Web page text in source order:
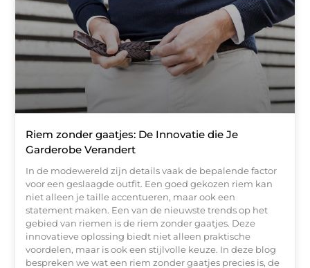
Riem zonder gaatjes: De Innovatie die Je
Garderobe Verandert
In de modewereld zijn details vaak de bepalende factor
voor een geslaagde outfit. Een goed gekozen riem kan
niet alleen je taille accentueren, maar ook een
statement maken. Een van de nieuwste trends op het
gebied van riemen is de riem zonder gaatjes. Deze
innovatieve oplossing biedt niet alleen praktische
voordelen, maar is ook een stijlvolle keuze. In deze blog
bespreken we wat een riem zonder gaatjes precies is, de